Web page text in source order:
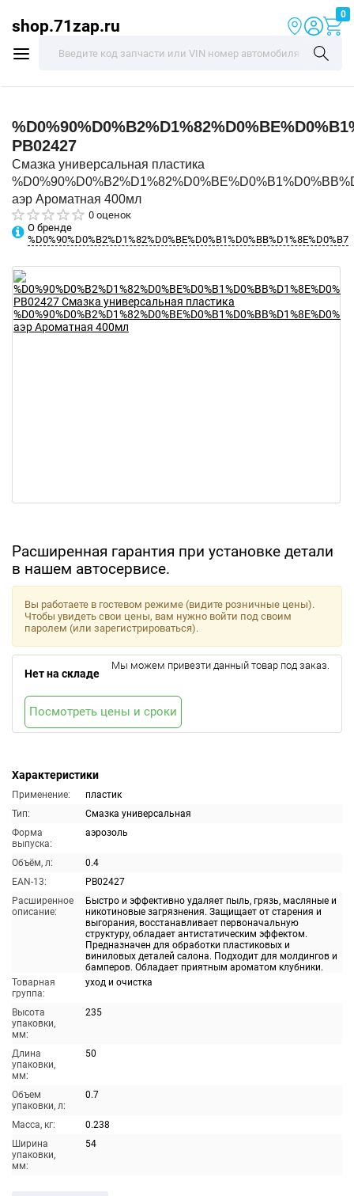
shop.71zap.ru
0
PB02427
Смазка универсальная пластика
аэр Ароматная 400мл
0 оценок
О бренде
%D0%90%D0%B2%D1%82%D0%BE%D0%B1%D0%BB%D1%8E%D0%B7
Расширенная гарантия при установке детали
в нашем автосервисе.
Характеристики
Применение:
пластик
Тип:
Смазка универсальная
Форма
выпуска:
аэрозоль
Объём, л:
0.4
EAN-13:
PB02427
Расширенное
описание:
Быстро и эффективно удаляет пыль, грязь, масляные и
никотиновые загрязнения. Защищает от старения и
выгорания, восстанавливает первоначальную
структуру, обладает антистатическим эффектом.
Предназначен для обработки пластиковых и
виниловых деталей салона. Подходит для молдингов и
бамперов. Обладает приятным ароматом клубники.
Товарная
группа:
уход и очистка
Высота
упаковки,
мм:
235
Длина
упаковки,
мм:
50
Объем
упаковки, л:
0.7
Масса, кг:
0.238
Ширина
упаковки,
мм:
54
Вы работаете в гостевом режиме (видите розничные цены).
Чтобы увидеть свои цены, вам нужно войти под своим
паролем (или зарегистрироваться).
Нет на складе
Мы можем привезти данный товар под заказ.
Посмотреть цены и сроки